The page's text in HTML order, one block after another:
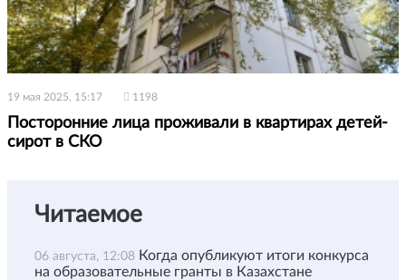
19 мая 2025, 15:17 1198
Посторонние лица проживали в квартирах детей-
сирот в СКО
Читаемое
06 августа, 12:08 Когда опубликуют итоги конкурса
на образовательные гранты в Казахстане